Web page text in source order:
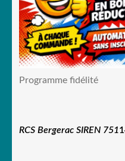
Programme fidélité
RCS Bergerac SIREN 751